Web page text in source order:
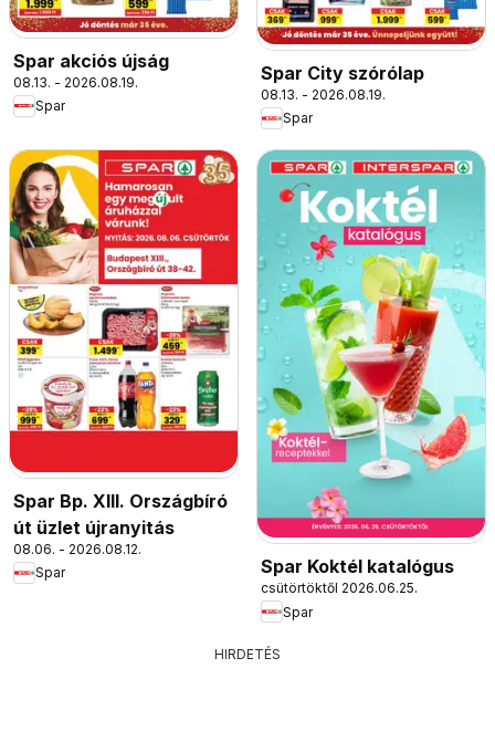
Spar akciós újság
08.13. - 2026.08.19.
Spar
Spar City szórólap
08.13. - 2026.08.19.
Spar
Spar Bp. XIII. Országbíró
út üzlet újranyitás
08.06. - 2026.08.12.
Spar
Spar Koktél katalógus
csütörtöktől 2026.06.25.
Spar
HIRDETÉS